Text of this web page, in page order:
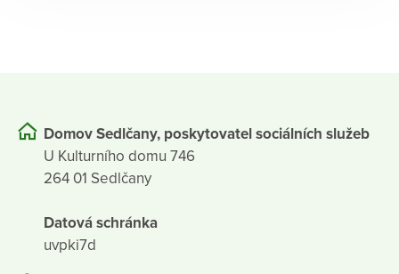
Domov Sedlčany, poskytovatel sociálních služeb
U Kulturního domu 746
264 01 Sedlčany
Datová schránka
uvpki7d